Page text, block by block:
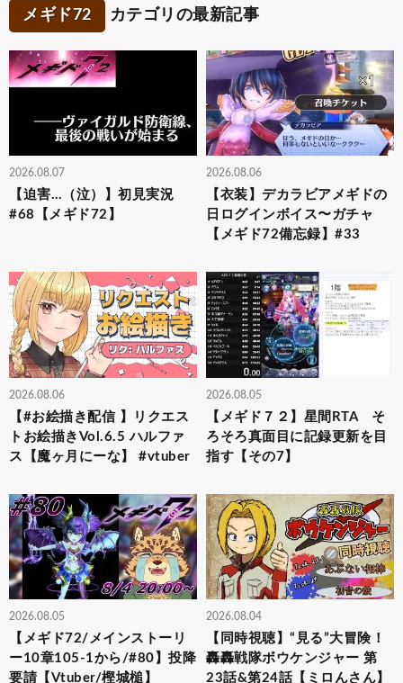
メギド72 カテゴリの最新記事
2026.08.07
【迫害…（泣）】初見実況
#68【メギド72】
2026.08.06
【衣装】デカラビアメギドの
日ログインボイス〜ガチャ
【メギド72備忘録】#33
2026.08.06
【#お絵描き配信 】リクエス
トお絵描きVol.6.5 ハルファ
ス【魔ヶ月にーな】 #vtuber
2026.08.05
【メギド７２】星間RTA そ
ろそろ真面目に記録更新を目
指す【その7】
2026.08.05
【メギド72/メインストーリ
ー10章105-1から/#80】投降
要請【Vtuber/樫城槌】
2026.08.04
【同時視聴】“見る”大冒険！
轟轟戦隊ボウケンジャー 第
23話&第24話【ミロんさん】